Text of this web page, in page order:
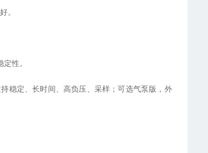
。
性。
稳定、长时间、高负压、采样；可选气泵版，外